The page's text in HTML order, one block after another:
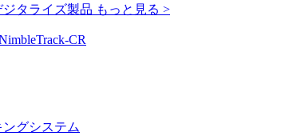
ジタライズ製品 もっと見る >
CR
グシステム